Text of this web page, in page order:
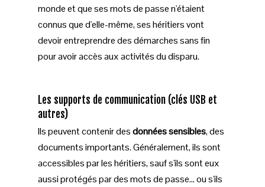
monde et que ses mots de passe n'étaient
connus que d'elle-même, ses héritiers vont
devoir entreprendre des démarches sans fin
pour avoir accès aux activités du disparu.
Les supports de communication (clés USB et
autres)
Ils peuvent contenir desdonnées sensibles, des
documents importants. Généralement, ils sont
accessibles par les héritiers, sauf s'ils sont eux
aussi protégés par des mots de passe… ou s'ils